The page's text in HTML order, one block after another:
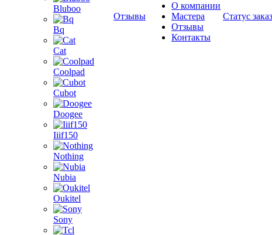
Bluboo
Bq
Cat
Coolpad
Cubot
Doogee
Iiif150
Nothing
Nubia
Oukitel
Sony
Отзывы
О компании
Мастера
Отзывы
Контакты
Статус